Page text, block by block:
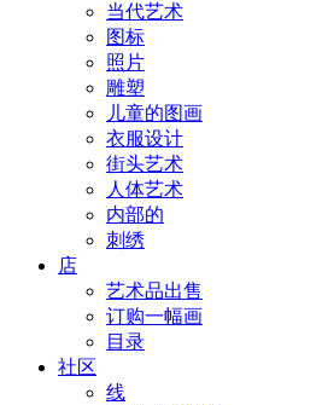
当代艺术
图标
照片
雕塑
儿童的图画
衣服设计
街头艺术
人体艺术
内部的
刺绣
店
艺术品出售
订购一幅画
目录
社区
线